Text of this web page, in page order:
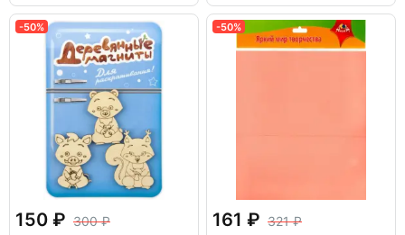
-50%
150
300
-50%
161
321